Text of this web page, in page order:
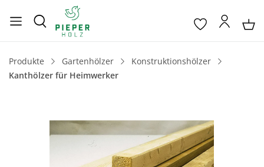
Produkte Gartenhölzer
Konstruktionshölzer
Kanthölzer für Heimwerker
Bildergalerie überspringen